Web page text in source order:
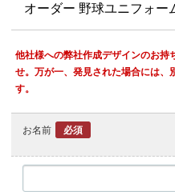
他社様への弊社作成デザインのお持
せ。万が一、発見された場合には、
す。
お名前 必須